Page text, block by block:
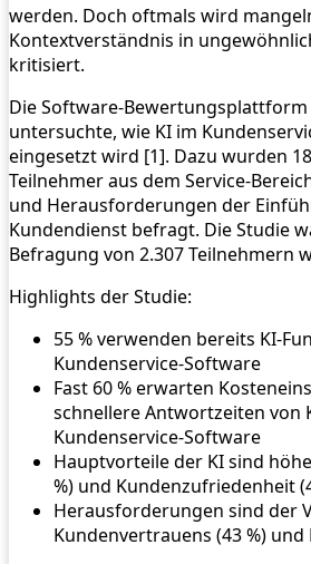
werden. Doch oftmals wird
Kontextverständnis in
kritisiert.
Die Software-Bewertungsplattform
untersuchte, wie KI im
eingesetzt wird [1]. Dazu wurden
Teilnehmer aus dem Service-
und Herausforderungen der
Kundendienst befragt. Die Studie
Befragung von 2.307 Teilnehmern
Highlights der Studie:
55 % verwenden bereits KI-
Kundenservice-Software
Fast 60 % erwarten
schnellere Antwortzeiten von
Kundenservice-Software
Hauptvorteile der KI sind
%) und Kundenzufriedenheit
Herausforderungen sind der
Kundenvertrauens (43 %) und